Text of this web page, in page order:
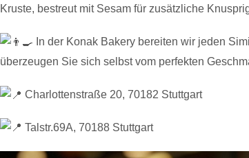
Kruste, bestreut mit Sesam für zusätzliche
In der Konak Bakery bereiten wir jeden
überzeugen Sie sich selbst vom perfekten
Charlottenstraße 20, 70182 Stuttgart
Talstr.69A, 70188 Stuttgart